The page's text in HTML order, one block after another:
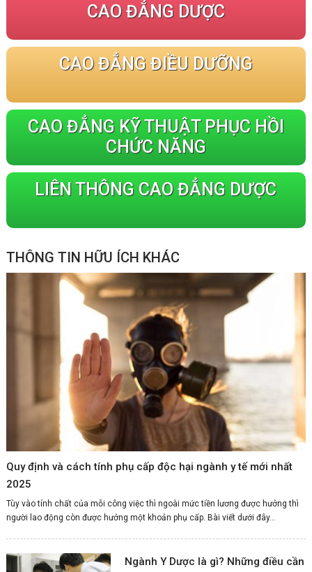
CAO ĐẲNG DƯỢC
CAO ĐẲNG ĐIỀU DƯỠNG
CAO ĐẲNG KỸ THUẬT PHỤC HỒI
CHỨC NĂNG
LIÊN THÔNG CAO ĐẲNG DƯỢC
THÔNG TIN HỮU ÍCH KHÁC
Quy định và cách tính phụ cấp độc hại ngành y tế mới nhất
2025
Tùy vào tính chất của mỗi công việc thì ngoài mức tiền lương được hưởng thì
người lao động còn được hưởng một khoản phụ cấp. Bài viết dưới đây...
Ngành Y Dược là gì? Những điều cần